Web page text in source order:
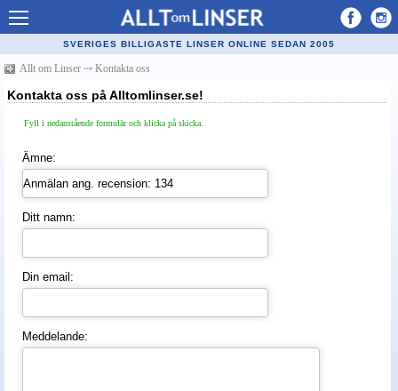
Allt om Linser
Billiga kontaktlinser
Köpa linser på nätet
Återförsäljare linser
Populära linser
Kontaktlinstyper
Linsvätska
Glasögon
SVERIGES BILLIGASTE LINSER ONLINE SEDAN 2005
Allt om Linser ⤏ Kontakta oss
Kontakta oss på Alltomlinser.se!
Fyll i nedanstående formulär och klicka på skicka.
Ämne:
Ditt namn:
Din email:
Meddelande: